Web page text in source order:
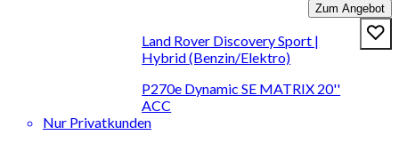
Zum Angebot
Land Rover Discovery Sport |
Hybrid (Benzin/Elektro)
P270e Dynamic SE MATRIX 20''
ACC
Nur Privatkunden